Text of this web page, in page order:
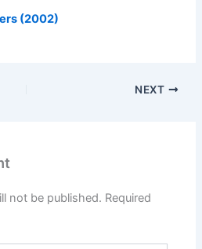
(2002)
NEXT
not be published. Required